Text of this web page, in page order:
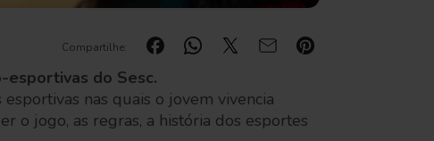
Compartilhe:
esportivas do Sesc.
nas quais o jovem vivencia
o jogo, as regras, a história dos esportes